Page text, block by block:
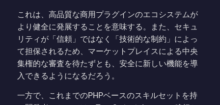
これは、高品質な商用プラグインのエコシステムが
より健全に発展することを意味する。また、セキュ
リティが「信頼」ではなく「技術的な制約」によっ
て担保されるため、マーケットプレイスによる中央
集権的な審査を待たずとも、安全に新しい機能を導
入できるようになるだろう。
一方で、これまでのPHPベースのスキルセットを持